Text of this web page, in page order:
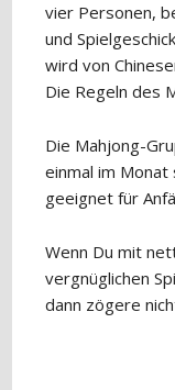
vier Personen,
und
wird von
Die Regeln des
Die Mahjong-
einmal im
geeignet für
Wenn Du mit
vergnüglichen
dann zögere